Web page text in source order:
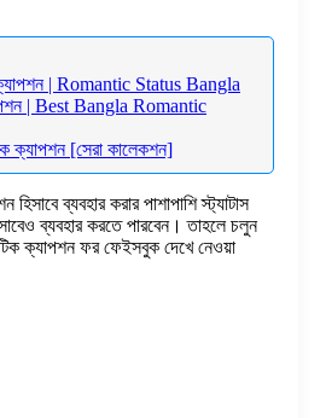
ক্যাপশন | Romantic Status Bangla
| Best Bangla Romantic
ক্যাপশন [সেরা কালেকশন]
ব্যবহার করার পাশাপাশি স্ট্যাটাস
ব্যবহার করতে পারবেন। তাহলে চলুন
ক্যাপশন ফর ফেইসবুক দেখে নেওয়া